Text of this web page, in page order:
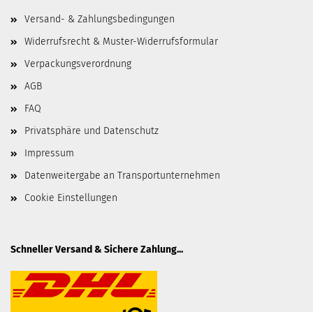
Versand- & Zahlungsbedingungen
Widerrufsrecht & Muster-Widerrufsformular
Verpackungsverordnung
AGB
FAQ
Privatsphäre und Datenschutz
Impressum
Datenweitergabe an Transportunternehmen
Cookie Einstellungen
Schneller Versand & Sichere Zahlung...